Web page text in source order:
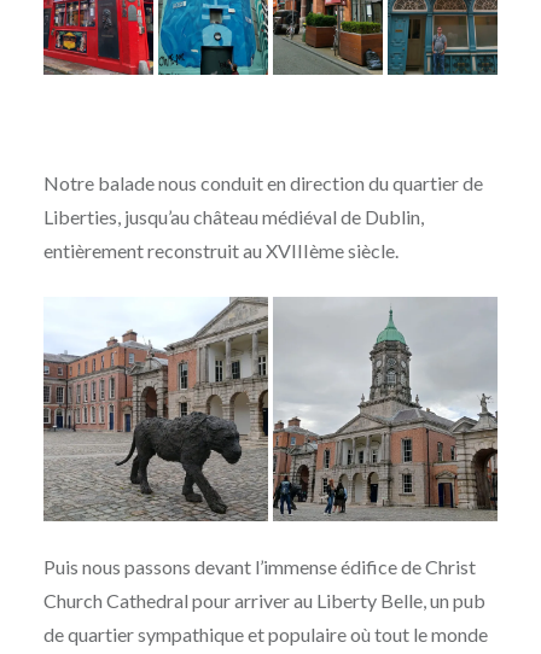
Notre balade nous conduit en direction du quartier de
Liberties, jusqu’au château médiéval de Dublin,
entièrement reconstruit au XVIIIème siècle.
Puis nous passons devant l’immense édifice de Christ
Church Cathedral pour arriver au Liberty Belle, un pub
de quartier sympathique et populaire où tout le monde